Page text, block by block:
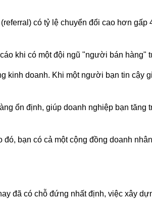
có tỷ lệ chuyển đổi cao hơn gấp
khi có một đội ngũ "người bán hàng"
kinh doanh. Khi một người bạn tin cậy
ổn định, giúp doanh nghiệp bạn
bạn có cả một cộng đồng doanh
đã có chỗ đứng nhất định, việc xây